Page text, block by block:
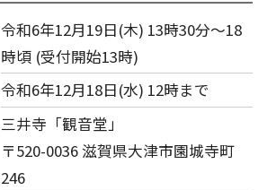
令和6年12月19日(木) 13時30分〜18
時頃 (受付開始13時)
令和6年12月18日(水) 12時まで
三井寺「観音堂」
〒520-0036 滋賀県大津市園城寺町
246